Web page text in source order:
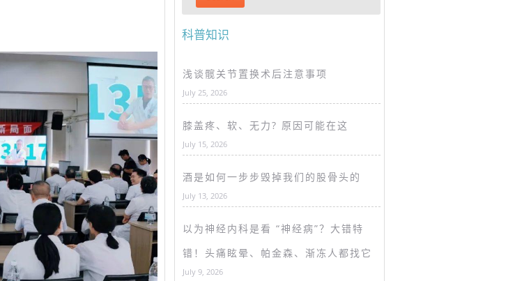
科普知识
浅谈髋关节置换术后注意事项
July 25, 2026
膝盖疼、软、无力? 原因可能在这
July 15, 2026
酒是如何一步步毁掉我们的股骨头的
July 13, 2026
以为神经内科是看 “神经病”？大错特
错！头痛眩晕、帕金森、渐冻人都找它
July 9, 2026